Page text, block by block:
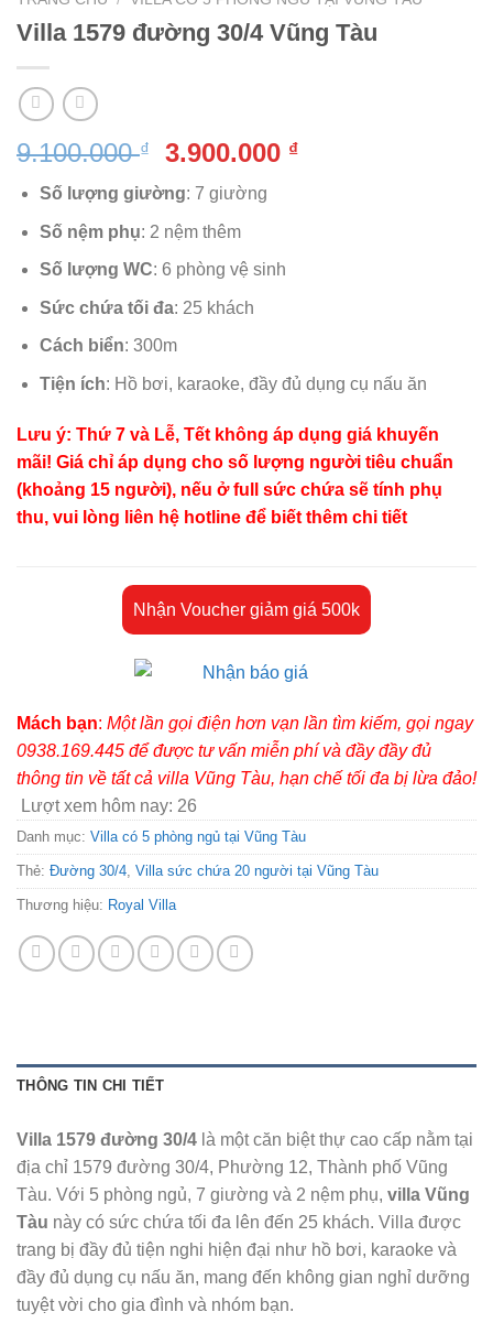
Villa 1579 đường 30/4 Vũng Tàu
9.100.000₫
Giá
là:
9.100.000 ₫.
3.900.000 ₫Giá
Số lượng giường: 7 giường
Số nệm phụ: 2 nệm thêm
Số lượng WC: 6 phòng vệ sinh
Sức chứa tối đa: 25 khách
Cách biển: 300m
Tiện ích: Hồ bơi, karaoke, đầy đủ dụng cụ nấu ăn
Lưu ý: Thứ 7 và Lễ, Tết không áp dụng giá khuyến
mãi! Giá chỉ áp dụng cho số lượng người tiêu chuẩn
(khoảng 15 người), nếu ở full sức chứa sẽ tính phụ
thu, vui lòng liên hệ hotline để biết thêm chi tiết
Nhận Voucher giảm giá 500k
Mách bạn: Một lần gọi điện hơn vạn lần tìm kiếm, gọi ngay
0938.169.445 để được tư vấn miễn phí và đầy đầy đủ
thông tin về tất cả villa Vũng Tàu, hạn chế tối đa bị lừa đảo!
Lượt xem hôm nay: 26
Danh mục: Villa có 5 phòng ngủ tại Vũng Tàu
Thẻ: Đường 30/4 Villa sức chứa 20 người tại Vũng Tàu
Thương hiệu: Royal Villa
THÔNG TIN CHI TIẾT
Villa 1579 đường 30/4 là một căn biệt thự cao cấp nằm tại
địa chỉ 1579 đường 30/4, Phường 12, Thành phố Vũng
Tàu. Với 5 phòng ngủ, 7 giường và 2 nệm phụ, villa Vũng
Tàu này có sức chứa tối đa lên đến 25 khách. Villa được
trang bị đầy đủ tiện nghi hiện đại như hồ bơi, karaoke và
đầy đủ dụng cụ nấu ăn, mang đến không gian nghỉ dưỡng
tuyệt vời cho gia đình và nhóm bạn.